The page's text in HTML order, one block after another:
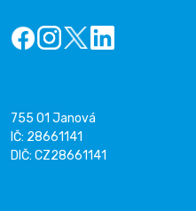
755 01 Janová
IČ: 28661141
DIČ: CZ28661141